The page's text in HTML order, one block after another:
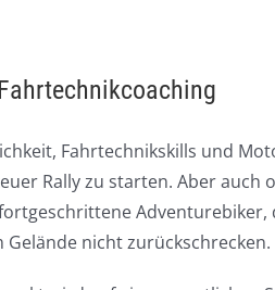
Fahrtechnikskills und
Rally zu starten. Aber auch
Adventurebiker,
nicht zurückschrecken.